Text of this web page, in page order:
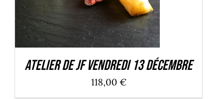
Atelier de JF Vendredi 13 Décembre
118,00 €